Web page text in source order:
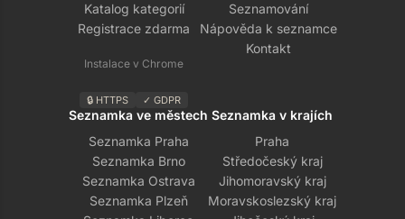
Katalog kategorií
Registrace zdarma
Instalace v Chrome
🔒 HTTPS ✓ GDPR
Seznamování
Nápověda k seznamce
Kontakt
Seznamka ve městech
Seznamka Praha
Seznamka Brno
Seznamka Ostrava
Seznamka Plzeň
Seznamka v krajích
Praha
Středočeský kraj
Jihomoravský kraj
Moravskoslezský kraj